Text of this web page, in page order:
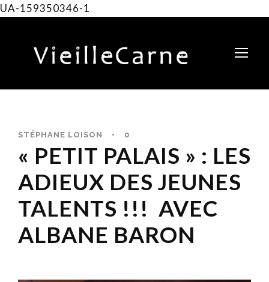
UA-159350346-1
STÉPHANE LOISON • 0
« PETIT PALAIS » : LES
ADIEUX DES JEUNES
TALENTS !!! AVEC
ALBANE BARON